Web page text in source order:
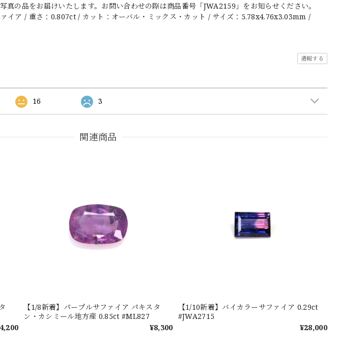
真の品をお届けいたします。お問い合わせの際は商品番号「JWA2159」をお知らせください。
ァイア / 重さ：0.807ct / カット：オーバル・ミックス・カット / サイズ：5.78x4.76x3.03mm /
通報する
16 3
関連商品
【1/8新着】パープルサファイア パキスタ
ン・カシミール地方産 0.85ct #ML827
¥8,300
【1/10新着】バイカラーサファイア 0.29ct
#JWA2715
¥28,000